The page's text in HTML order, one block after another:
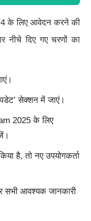
के लिए आवेदन करने की
नीचे दिए गए चरणों का
सेक्शन में जाएं।
2025 के लिए
है, तो नए उपयोगकर्ता
सभी आवश्यक जानकारी